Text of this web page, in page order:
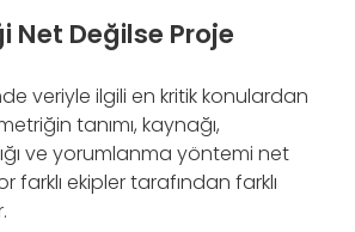
Net Değilse Proje
veriyle ilgili en kritik konulardan
tanımı, kaynağı,
ve yorumlanma yöntemi net
farklı ekipler tarafından farklı